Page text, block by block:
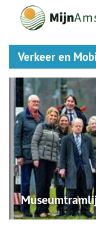
Verkeer en